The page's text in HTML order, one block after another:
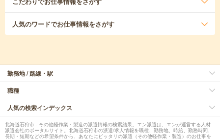
人気のワードでお仕事情報をさがす
勤務地 / 路線・駅
職種
人気の検索インデックス
北海道石狩市 - その他軽作業・製造の派遣情報の検索結果。エン派遣は、エンが運営する人材
派遣会社のポータルサイト。北海道石狩市の派遣/求人情報を職種、勤務地、時給、勤務時間、
長期・短期などの希望条件から、あなたにピッタリの派遣（その他軽作業・製造）のお仕事を